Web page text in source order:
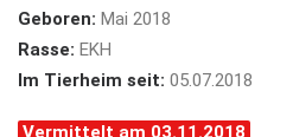
Geboren: Mai 2018
Rasse: EKH
Im Tierheim seit: 05.07.2018
Vermittelt am 03.11.2018